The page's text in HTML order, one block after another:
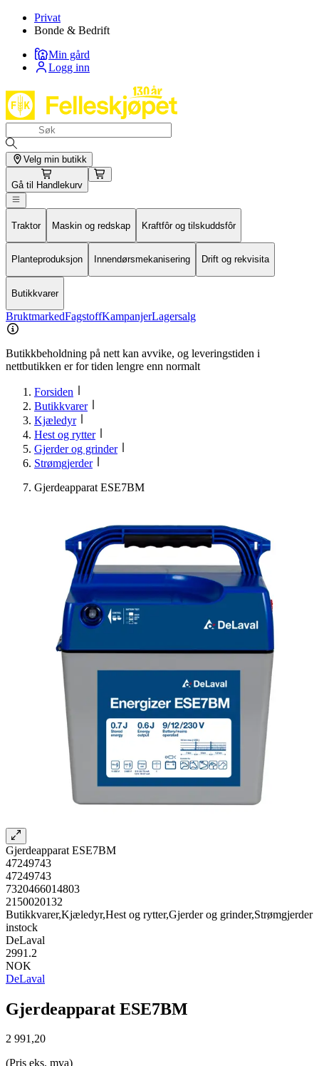
Privat
Bonde & Bedrift
Min gård
Logg inn
Velg min butikk
Gå til Handlekurv
Traktor Maskin og redskap Kraftfôr og tilskuddsfôr
Planteproduksjon Innendørsmekanisering Drift og rekvisita
Butikkvarer
BruktmarkedFagstoffKampanjerLagersalg
Butikkbeholdning på nett kan avvike, og leveringstiden i
nettbutikken er for tiden lengre enn normalt
Forsiden
Butikkvarer
Kjæledyr
Hest og rytter
Gjerder og grinder
Strømgjerder
Gjerdeapparat ESE7BM
Gjerdeapparat ESE7BM
47249743
47249743
7320466014803
2150020132
Butikkvarer,Kjæledyr,Hest og rytter,Gjerder og grinder,Strømgjerder
instock
DeLaval
2991.2
NOK
DeLaval
Gjerdeapparat ESE7BM
2 991,20
(Pris eks. mva)